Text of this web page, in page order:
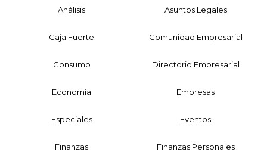
Análisis Asuntos Legales
Caja Fuerte Comunidad Empresarial
Consumo Directorio Empresarial
Economía Empresas
Especiales Eventos
Finanzas Finanzas Personales